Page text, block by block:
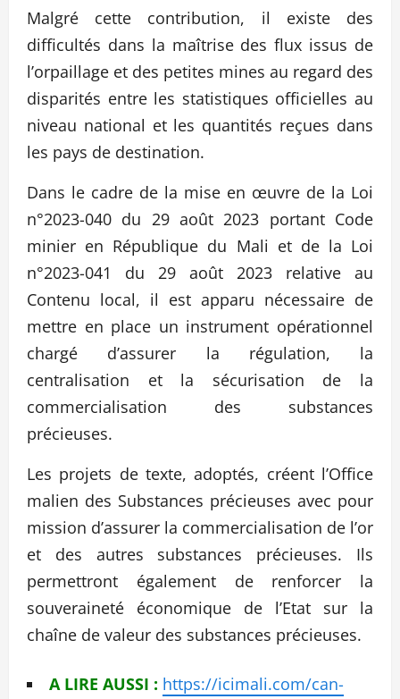
Malgré cette contribution, il existe des
difficultés dans la maîtrise des flux issus de
l’orpaillage et des petites mines au regard des
disparités entre les statistiques officielles au
niveau national et les quantités reçues dans
les pays de destination.
Dans le cadre de la mise en œuvre de la Loi
n°2023-040 du 29 août 2023 portant Code
minier en République du Mali et de la Loi
n°2023-041 du 29 août 2023 relative au
Contenu local, il est apparu nécessaire de
mettre en place un instrument opérationnel
chargé d’assurer la régulation, la
centralisation et la sécurisation de la
commercialisation des substances
précieuses.
Les projets de texte, adoptés, créent l’Office
malien des Substances précieuses avec pour
mission d’assurer la commercialisation de l’or
et des autres substances précieuses. Ils
permettront également de renforcer la
souveraineté économique de l’Etat sur la
chaîne de valeur des substances précieuses.
A LIRE AUSSI : https://icimali.com/can-